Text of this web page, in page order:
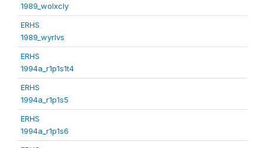
1989_wolxcly
ERHS
1989_wyrlvs
ERHS
1994a_r1p1s1t4
ERHS
1994a_r1p1s5
ERHS
1994a_r1p1s6